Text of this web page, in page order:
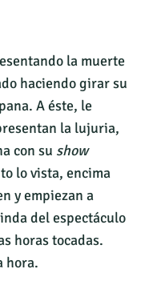
la muerte
haciendo girar su
A éste, le
la lujuria,
con su show
lo vista, encima
y empiezan a
del espectáculo
horas tocadas.
hora.